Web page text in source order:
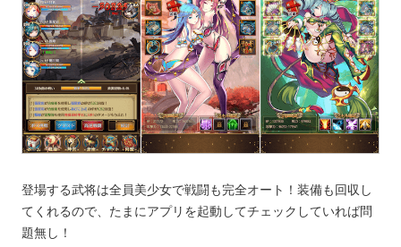
登場する武将は全員美少女で戦闘も完全オート！装備も回収し
てくれるので、たまにアプリを起動してチェックしていれば問
題無し！